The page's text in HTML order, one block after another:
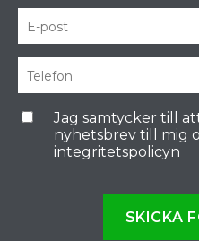
Jag samtycker till
nyhetsbrev till mig
integritetspolicyn
SKICKA